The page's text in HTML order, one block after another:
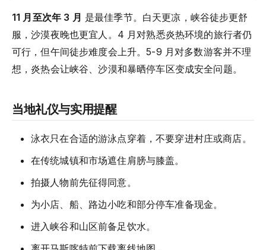
11 月至次年 3 月 是最佳季节。白天更凉，峡谷徒步更舒
服，沙漠夜晚也更宜人。4 月对熟悉炎热环境的旅行者仍
可行，但午间徒步难度会上升。5-9 月对多数游客并不理
想，炎热会让峡谷、沙漠和暴晒停车区变成安全问题。
当地礼仪与实用提醒
泳衣只在合适的游泳点穿着，不要穿进村庄或商店。
在传统城镇和市场遮住肩膀与膝盖。
拍摄人物前先征得同意。
为小店、船、路边小吃和部分停车准备现金。
进入峡谷和山区前备足饮水。